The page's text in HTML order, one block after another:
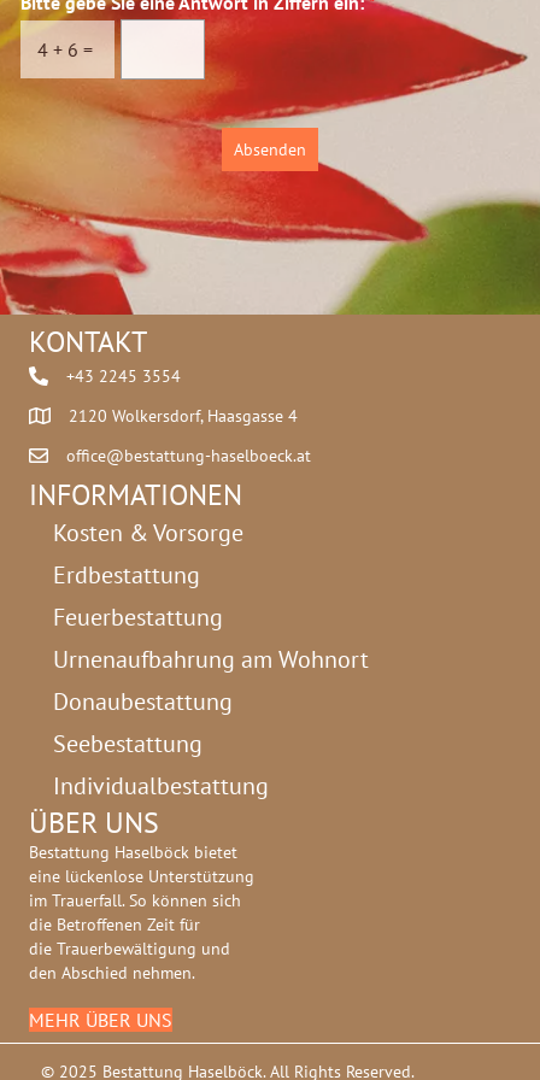
s
c
u
4 + 6 =
Absenden
KONTAKT
+43 2245 3554
2120 Wolkersdorf, Haasgasse 4
office@bestattung-haselboeck.at
INFORMATIONEN
Kosten & Vorsorge
Erdbestattung
Feuerbestattung
Urnenaufbahrung am Wohnort
Donaubestattung
Seebestattung
Individualbestattung
ÜBER UNS
Bestattung Haselböck bietet
eine lückenlose Unterstützung
im Trauerfall. So können sich
die Betroffenen Zeit für
die Trauerbewältigung und
den Abschied nehmen.
MEHR ÜBER UNS
© 2025 Bestattung Haselböck. All Rights Reserved.